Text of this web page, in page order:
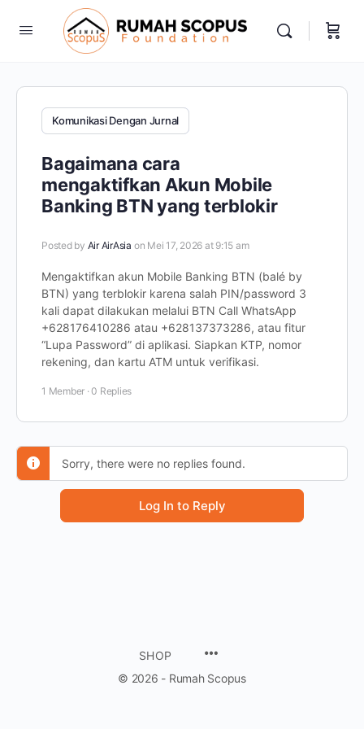
Komunikasi Dengan Jurnal
Bagaimana cara
mengaktifkan Akun Mobile
Banking BTN yang terblokir
Posted by Air AirAsia on Mei 17, 2026 at 9:15 am
Mengaktifkan akun Mobile Banking BTN (balé by
BTN) yang terblokir karena salah PIN/password 3
kali dapat dilakukan melalui BTN Call WhatsApp
+628176410286 atau +628137373286, atau fitur
“Lupa Password” di aplikasi. Siapkan KTP, nomor
rekening, dan kartu ATM untuk verifikasi.
1 Member ·0 Replies
Sorry, there were no replies found.
Log In to Reply
SHOP
© 2026 - Rumah Scopus